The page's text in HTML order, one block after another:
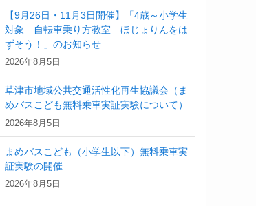
【9月26日・11月3日開催】「4歳～小学生
対象 自転車乗り方教室 ほじょりんをは
ずそう！」のお知らせ
2026年8月5日
草津市地域公共交通活性化再生協議会（ま
めバスこども無料乗車実証実験について）
2026年8月5日
まめバスこども（小学生以下）無料乗車実
証実験の開催
2026年8月5日